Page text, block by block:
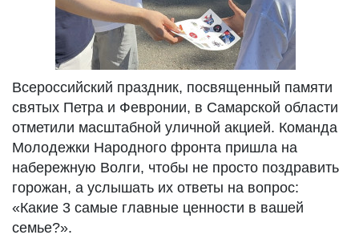
Всероссийский праздник, посвященный памяти
святых Петра и Февронии, в Самарской области
отметили масштабной уличной акцией. Команда
Молодежки Народного фронта пришла на
набережную Волги, чтобы не просто поздравить
горожан, а услышать их ответы на вопрос:
«Какие 3 самые главные ценности в вашей
семье?».